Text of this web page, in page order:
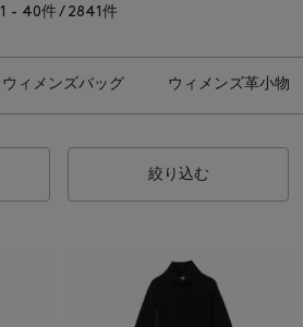
1 - 40件 / 2841件
ウィメンズバッグ ウィメンズ革小物
絞り込む